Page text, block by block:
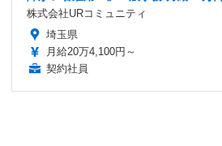
株式会社URコミュニティ
埼玉県
月給20万4,100円～
契約社員